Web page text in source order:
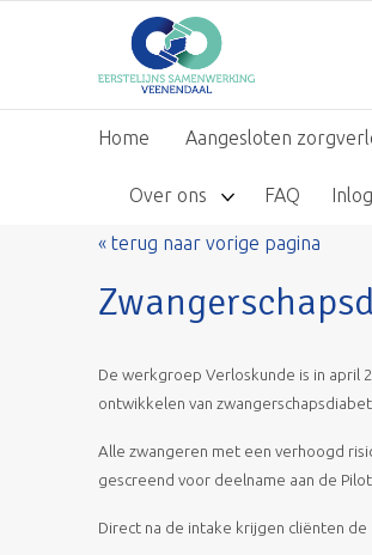
Home Aangesloten
Over ons FAQ
« terug naar vorige pagina
De werkgroep Verloskunde is in
ontwikkelen van
Alle zwangeren met een verhoogd
gescreend voor deelname aan de
Direct na de intake krijgen cliënten